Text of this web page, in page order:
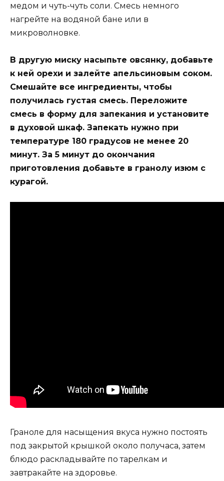
медом и чуть-чуть соли. Смесь немного
нагрейте на водяной бане или в
микроволновке.
В другую миску насыпьте овсянку, добавьте
к ней орехи и залейте апельсиновым соком.
Смешайте все ингредиенты, чтобы
получилась густая смесь. Переложите
смесь в форму для запекания и установите
в духовой шкаф. Запекать нужно при
температуре 180 градусов не менее 20
минут. За 5 минут до окончания
приготовления добавьте в гранолу изюм с
курагой.
Граноле для насыщения вкуса нужно постоять
под закрытой крышкой около получаса, затем
блюдо раскладывайте по тарелкам и
завтракайте на здоровье.